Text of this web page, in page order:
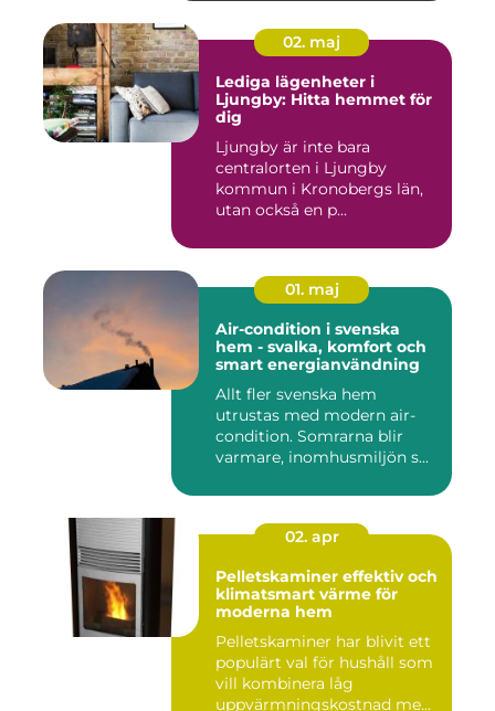
02. maj
Lediga lägenheter i
Ljungby: Hitta hemmet för
dig
Ljungby är inte bara
centralorten i Ljungby
kommun i Kronobergs län,
utan också en p...
01. maj
Air-condition i svenska
hem - svalka, komfort och
smart energianvändning
Allt fler svenska hem
utrustas med modern air-
condition. Somrarna blir
varmare, inomhusmiljön s...
02. apr
Pelletskaminer effektiv och
klimatsmart värme för
moderna hem
Pelletskaminer har blivit ett
populärt val för hushåll som
vill kombinera låg
uppvärmningskostnad me...